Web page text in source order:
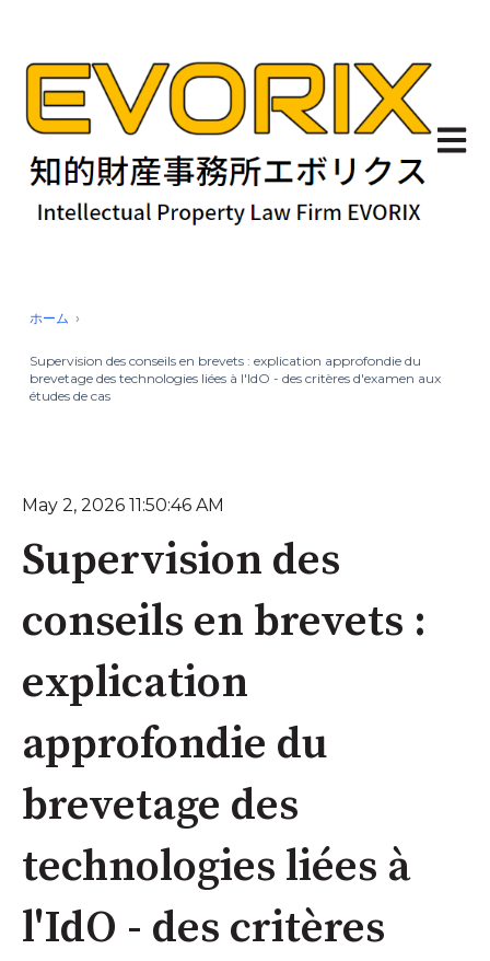
ホーム
Supervision des conseils en brevets : explication approfondie du
brevetage des technologies liées à l'IdO - des critères d'examen aux
études de cas
May 2, 2026 11:50:46 AM
Supervision des
conseils en brevets :
explication
approfondie du
brevetage des
technologies liées à
l'IdO - des critères